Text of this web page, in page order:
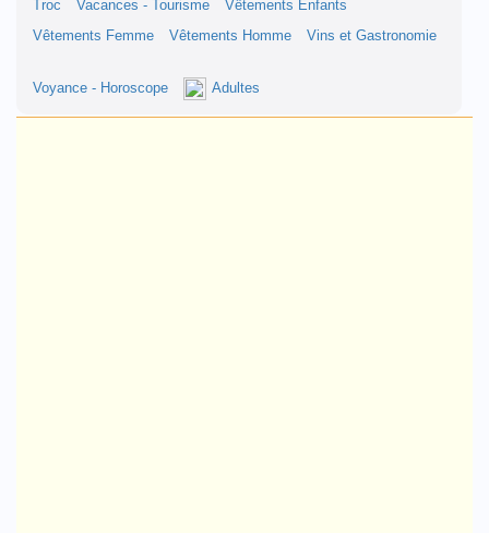
Troc
Vacances - Tourisme
Vêtements Enfants
Vêtements Femme
Vêtements Homme Vins et Gastronomie
Voyance - Horoscope Adultes